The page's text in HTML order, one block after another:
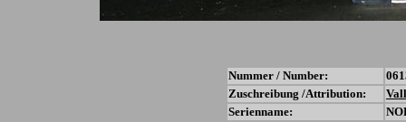
Nummer / Number:
Zuschreibung /Attribution:
Serienname: